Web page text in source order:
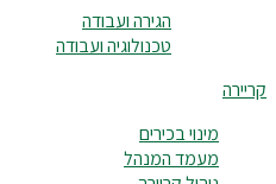
הגירה ועבודה
טכנולוגיה ועבודה
קריירה
מינוי בכירים
מעמד המנהל